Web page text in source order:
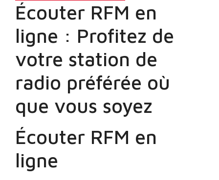
Écouter RFM en
ligne : Profitez de
votre station de
radio préférée où
que vous soyez
Écouter RFM en
ligne